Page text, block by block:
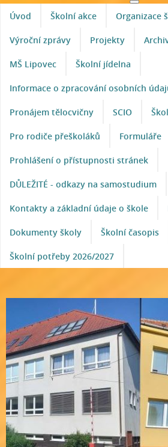
Úvod Školní akce Organizace
Výroční zprávy Projekty
MŠ Lipovec Školní jídelna
Informace o zpracování osobních
Pronájem tělocvičny SCIO
Pro rodiče přeškoláků Formuláře
Prohlášení o přístupnosti stránek
DŮLEŽITÉ - odkazy na samostudium
Kontakty a základní údaje o škole
Dokumenty školy Školní časopis
Školní potřeby 2026/2027